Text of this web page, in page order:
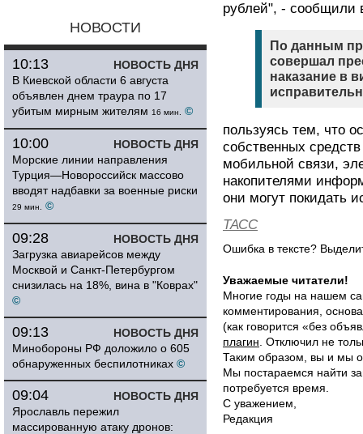
НОВОСТИ
НОВОСТЬ ДНЯ
10:13
В Киевской области 6 августа
объявлен днем траура по 17
убитым мирным жителям 16 мин. ©
НОВОСТЬ ДНЯ
10:00
Морские линии направления
Турция—Новороссийск массово
вводят надбавки за военные риски
29 мин. ©
НОВОСТЬ ДНЯ
09:28
Загрузка авиарейсов между
Москвой и Санкт-Петербургом
снизилась на 18%, вина в "Коврах"
©
НОВОСТЬ ДНЯ
09:13
Минобороны РФ доложило о 605
обнаруженных беспилотниках ©
НОВОСТЬ ДНЯ
09:04
Ярославль пережил
массированную атаку дронов:
рублей", -
По данным
совершал
наказание в
пользуясь тем, что
собственных
мобильной связи,
накопителями
они могут покидать
ТАСС
Ошибка в тексте?
Уважаемые читатели!
Многие годы на нашем
комментирования,
(как говорится «без
плагин . Отключил не
Таким образом, вы и мы
Мы постараемся найти
потребуется время.
С уважением,
Редакция